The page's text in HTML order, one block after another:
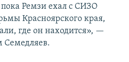
Ремзи ехал с СИЗО
Красноярского края,
где он находится», —
Семедляев.